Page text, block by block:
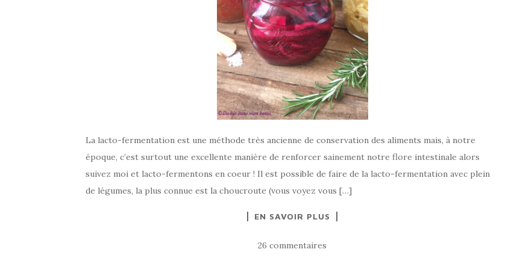
La lacto-fermentation est une méthode très ancienne de conservation des aliments mais, à notre
époque, c’est surtout une excellente manière de renforcer sainement notre flore intestinale alors
suivez moi et lacto-fermentons en coeur ! Il est possible de faire de la lacto-fermentation avec plein
de légumes, la plus connue est la choucroute (vous voyez vous […]
EN SAVOIR PLUS
26 commentaires